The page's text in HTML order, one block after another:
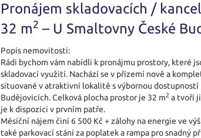
Pronájem skladovacích /
32 m2 – U Smaltovny České
Popis nemovitosti:
Rádi bychom vám nabídli k pronájmu prostory, které
skladovací využití. Nachází se v přízemí nově a
situované v atraktivní lokalitě s výbornou dostupností
Budějovicích. Celková plocha prostor je 32 m2 a tvoří
je k dispozici v prvním patře.
Měsíční nájem činí 6 500 Kč + zálohy na energie ve
také parkovací stání za poplatek a rampa pro snadný